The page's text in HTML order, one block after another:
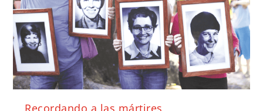
Recordando a las mártires